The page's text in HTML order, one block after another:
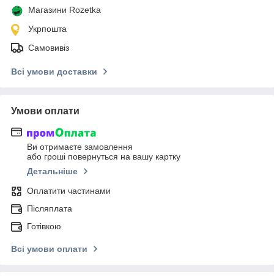
Магазини Rozetka
Укрпошта
Самовивіз
Всі умови доставки
Умови оплати
Ви отримаєте замовлення
або гроші повернуться на вашу картку
Детальніше
Оплатити частинами
Післяплата
Готівкою
Всі умови оплати